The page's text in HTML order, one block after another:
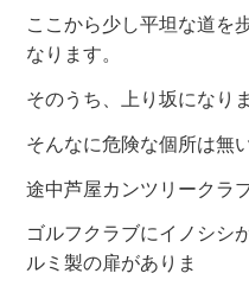
ここから少し平坦な道を
なります。
そのうち、上り坂になり
そんなに危険な個所は無
途中芦屋カンツリークラ
ゴルフクラブにイノシシ
ルミ製の扉がありま